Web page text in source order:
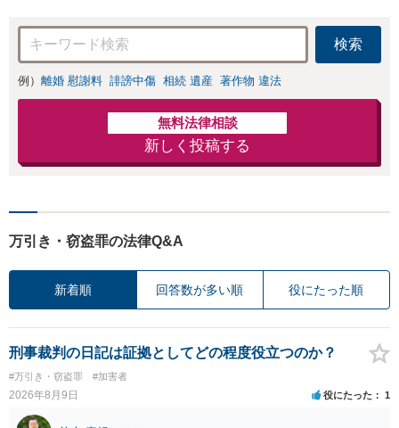
検索
例） 離婚 慰謝料 誹謗中傷 相続 遺産 著作物 違法
無料法律相談
新しく投稿する
万引き・窃盗罪の法律Q&A
新着順 回答数が多い順 役にたった順
刑事裁判の日記は証拠としてどの程度役立つのか？
#万引き・窃盗罪 #加害者
2026年8月9日 役にたった 1